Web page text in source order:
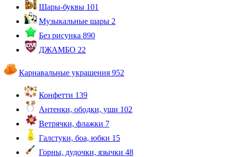
Шары-буквы 101
Музыкальные шары 2
Без рисунка 890
ДЖАМБО 22
Карнавальные украшения 952
Конфетти 139
Антенки, ободки, уши 102
Ветрячки, флажки 7
Галстуки, боа, юбки 15
Горны, дудочки, язычки 48